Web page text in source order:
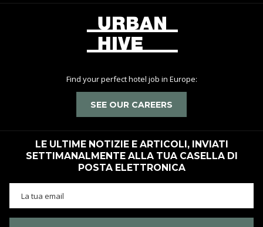
Find your perfect hotel job in Europe:
SEE OUR CAREERS
LE ULTIME NOTIZIE E ARTICOLI, INVIATI
SETTIMANALMENTE ALLA TUA CASELLA DI
POSTA ELETTRONICA